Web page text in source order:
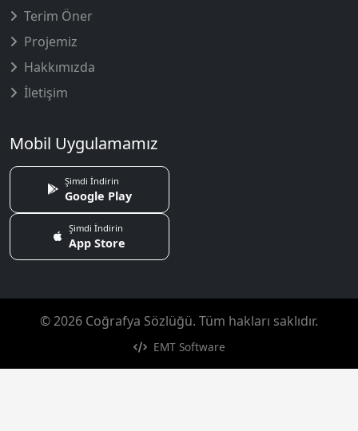
Terim Öner
Projemiz
Hakkımızda
İletişim
Mobil Uygulamamız
Şimdi İndirin
Google Play
Şimdi İndirin
App Store
© 2026 Coğrafya Sözlüğü. Tüm hakları saklıdır.
EMT Software